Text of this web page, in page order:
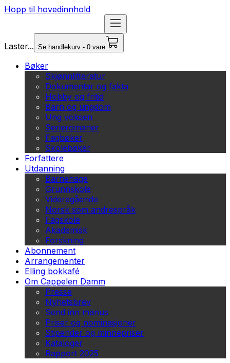
Hopp til hovedinnhold
Laster... Se handlekurv - 0 vare
Bøker
Skjønnlitteratur
Dokumentar og fakta
Hobby og fritid
Barn og ungdom
Ung voksen
Serieromaner
Fagbøker
Skolebøker
Forfattere
Utdanning
Barnehage
Grunnskole
Videregående
Norsk som andrespråk
Fagskole
Akademisk
Forskning
Abonnement
Arrangementer
Elling bokkafé
Om Cappelen Damm
Presse
Nyhetsbrev
Send inn manus
Priser og nominasjoner
Stipender og minnepriser
Kataloger
Rapport 2025